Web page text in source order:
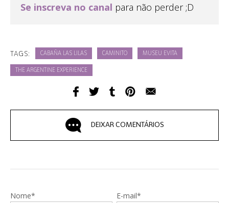
Se inscreva no canal para não perder ;D
TAGS: CABAÑA LAS LILAS CAMINITO MUSEU EVITA
THE ARGENTINE EXPERIENCE
DEIXAR COMENTÁRIOS
Nome* E-mail*